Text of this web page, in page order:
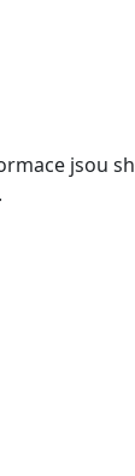
jsou